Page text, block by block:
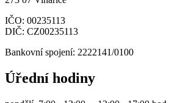
IČO: 00235113
DIČ: CZ00235113
Bankovní spojení: 2222141/0100
Úřední hodiny